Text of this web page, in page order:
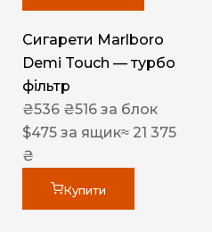
Сигарети Marlboro
Demi Touch — турбо
фільтр
₴536 ₴516 за блок
$475 за ящик≈ 21 375
₴
Купити